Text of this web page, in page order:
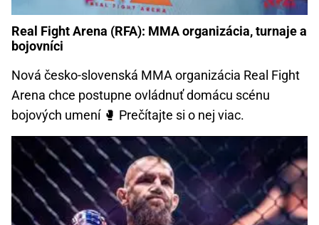
Real Fight Arena (RFA): MMA organizácia, turnaje a
bojovníci
Nová česko-slovenská MMA organizácia Real Fight
Arena chce postupne ovládnuť domácu scénu
bojových umení 🥊️ Prečítajte si o nej viac.